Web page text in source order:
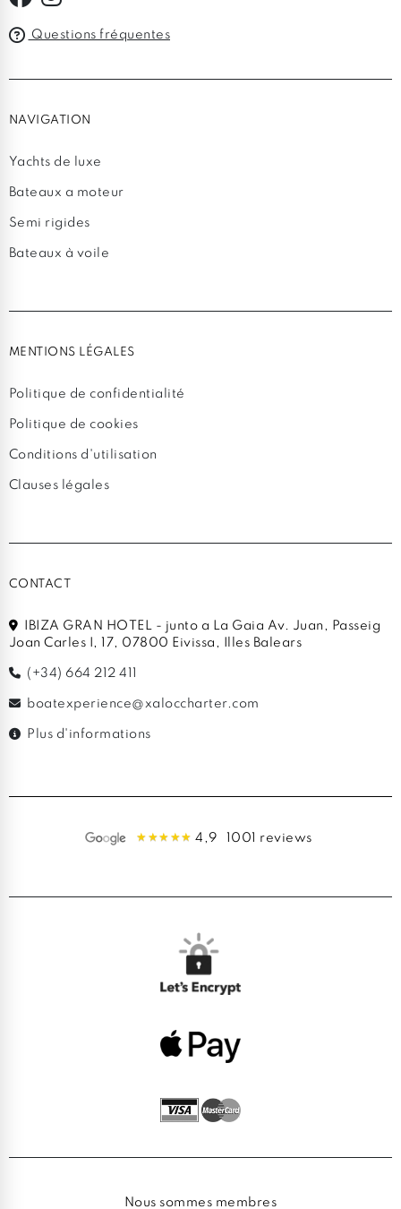
Questions fréquentes
NAVIGATION
Yachts de luxe
Bateaux a moteur
Semi rigides
Bateaux à voile
MENTIONS LÉGALES
Politique de confidentialité
Politique de cookies
Conditions d'utilisation
Clauses légales
CONTACT
IBIZA GRAN HOTEL - junto a La Gaia Av. Juan, Passeig
Joan Carles I, 17, 07800 Eivissa, Illes Balears
(+34) 664 212 411
boatexperience@xaloccharter.com
Plus d'informations
4,9 1001 reviews
Nous sommes membres